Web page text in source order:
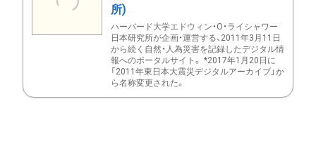
所)
ハーバード大学エドウィン・O・ライシャワー
日本研究所が企画・運営する、2011年3月11日
から続く自然・人為災害を記録したデジタル情
報へのポータルサイト。 *2017年1月20日に
「2011年東日本大震災デジタルアーカイブ」か
ら名称変更された。